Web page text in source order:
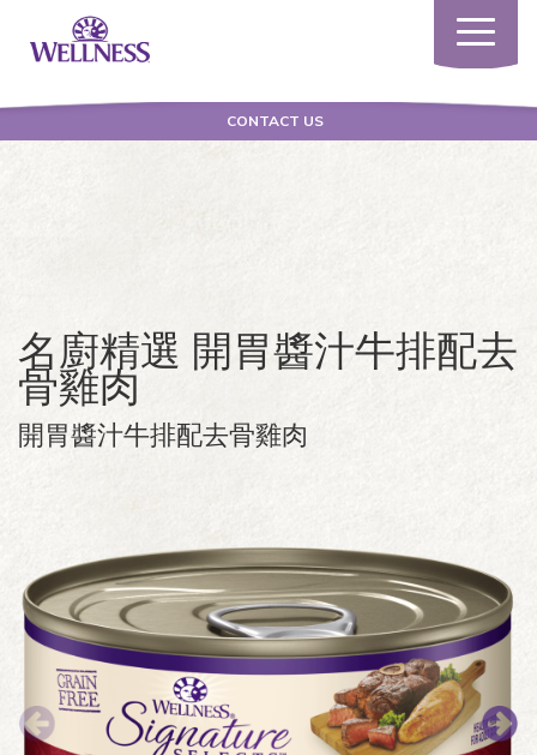
Toggle
CONTACT US
名廚精選 開胃醬汁牛排配去
骨雞肉
開胃醬汁牛排配去骨雞肉